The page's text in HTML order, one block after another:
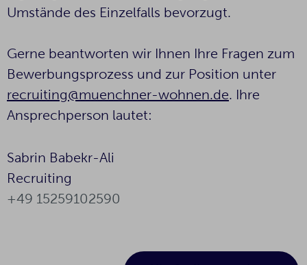
Umstände des Einzelfalls bevorzugt.
Gerne beantworten wir Ihnen Ihre Fragen zum
Bewerbungsprozess und zur Position unter
recruiting@muenchner-wohnen.de. Ihre
Ansprechperson lautet:
Sabrin Babekr-Ali
Recruiting
+49 15259102590